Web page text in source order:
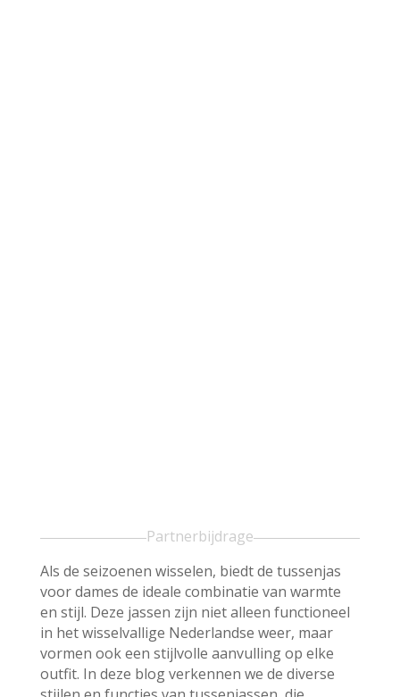
Partnerbijdrage
Als de seizoenen wisselen, biedt de tussenjas
voor dames de ideale combinatie van warmte
en stijl. Deze jassen zijn niet alleen functioneel
in het wisselvallige Nederlandse weer, maar
vormen ook een stijlvolle aanvulling op elke
outfit. In deze blog verkennen we de diverse